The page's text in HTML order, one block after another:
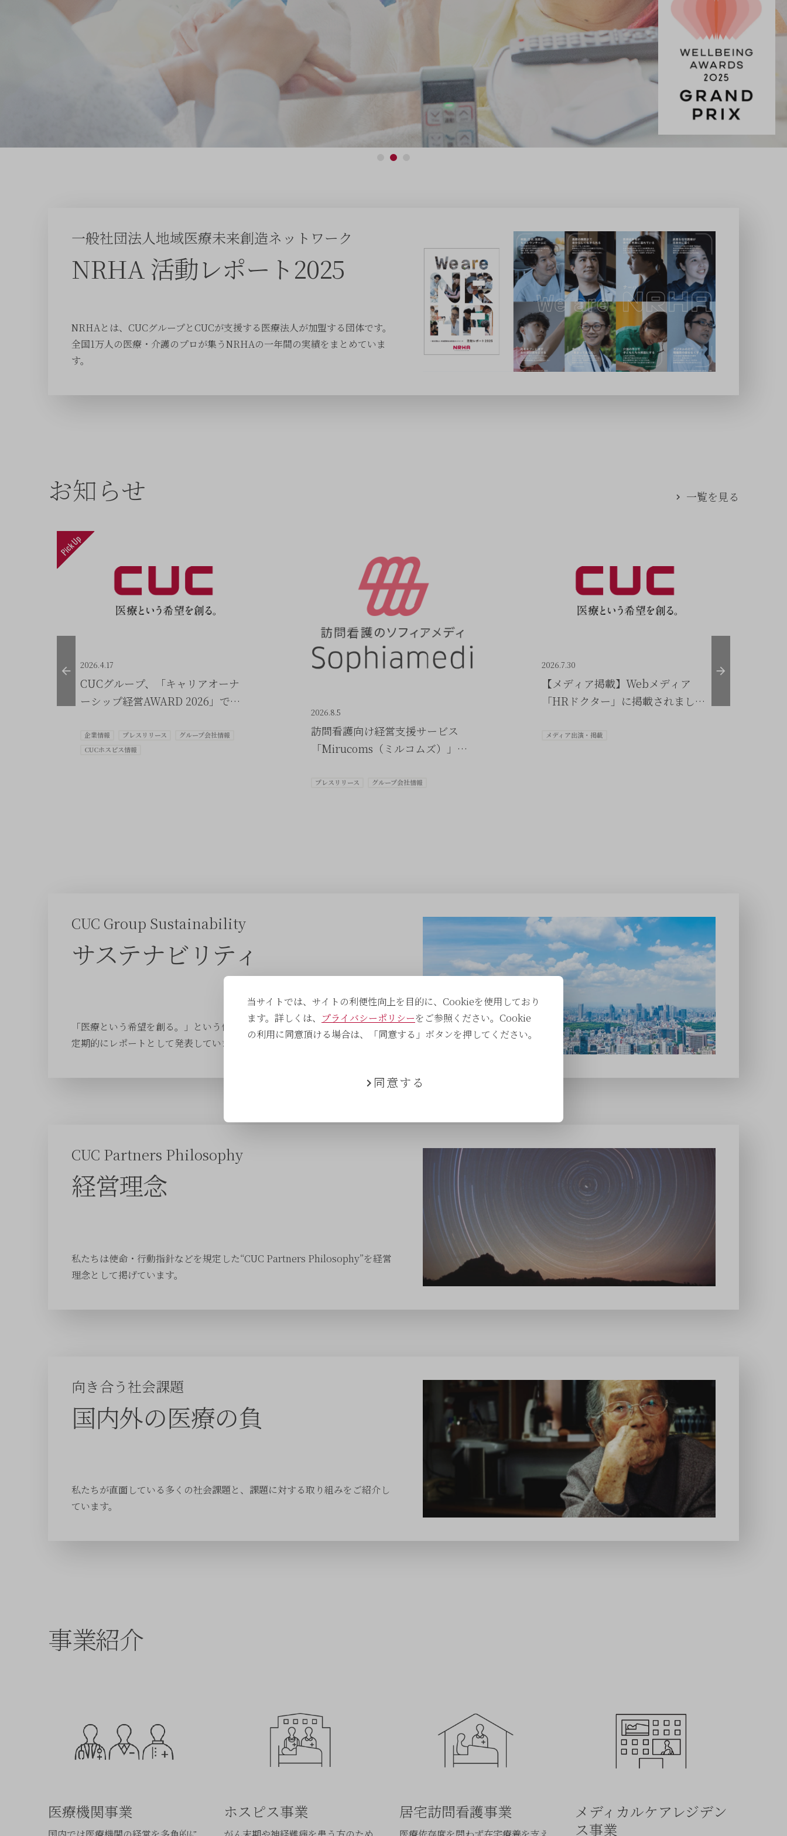
一般社団法人地域医療未来創造ネットワーク
NRHA 活動レポート2025
NRHAとは、CUCグループとCUCが支援する医療法人が加盟する団体です。
全国1万人の医療・介護のプロが集うNRHAの一年間の実績をまとめていま
す。
お知らせ 一覧を見る
Pick Up
2026.4.17
CUCグループ、「キャリアオーナ
ーシップ経営AWARD 2026」で優
企業情報 プレスリリース
グループ会社情報
CUCホスピス情報
2026.8.5
訪問看護向け経営支援サービス
「Mirucoms（ミルコムズ）」を
ィ）
プレスリリース グループ会社情報
2026.7.30
【メディア掲載】Webメディア
「HRドクター」に掲載されました
メディア出演・掲載
CUC Group Sustainability
サステナビリティ
「医療という希望を創る。」という使命を掲げて活動した実績を振り返り、
定期的にレポートとして発表しています。
CUC Partners Philosophy
経営理念
私たちは使命・行動指針などを規定した“CUC Partners Philosophy”を経営
理念として掲げています。
向き合う社会課題
国内外の医療の負
私たちが直面している多くの社会課題と、課題に対する取り組みをご紹介し
ています。
事業紹介
医療機関事業 ホスピス事業 居宅訪問看護事業
メディカルケアレジデン
ス事業
当サイトでは、サイトの利便性向上を目的に、Cookieを使用しており
ます。詳しくは、 プライバシーポリシーをご参照ください。Cookie
の利用に同意頂ける場合は、「同意する」ボタンを押してください。
同意する